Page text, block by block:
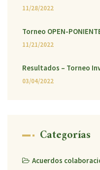
11/28/2022
Torneo OPEN-
11/21/2022
Resultados – Torneo
03/04/2022
Categorías
Acuerdos